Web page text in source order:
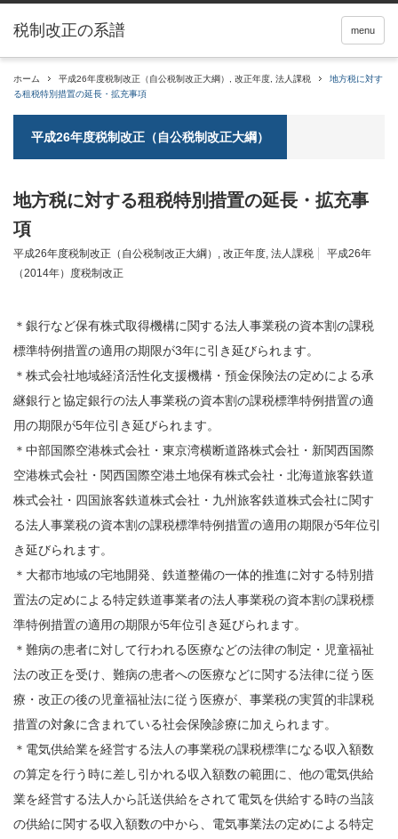
税制改正の系譜 menu
ホーム 平成26年度税制改正（自公税制改正大綱） 改正年度 法人課税
地方税に対す
る租税特別措置の延長・拡充事項
平成26年度税制改正（自公税制改正大綱）
地方税に対する租税特別措置の延長・拡充事
項
平成26年度税制改正（自公税制改正大綱） , 改正年度, 法人課税
平成26年
（2014年）度税制改正
＊銀行など保有株式取得機構に関する法人事業税の資本割の課税
標準特例措置の適用の期限が3年に引き延びられます。
＊株式会社地域経済活性化支援機構・預金保険法の定めによる承
継銀行と協定銀行の法人事業税の資本割の課税標準特例措置の適
用の期限が5年位引き延びられます。
＊中部国際空港株式会社・東京湾横断道路株式会社・新関西国際
空港株式会社・関西国際空港土地保有株式会社・北海道旅客鉄道
株式会社・四国旅客鉄道株式会社・九州旅客鉄道株式会社に関す
る法人事業税の資本割の課税標準特例措置の適用の期限が5年位引
き延びられます。
＊大都市地域の宅地開発 、鉄道整備の一体的推進に対する特別措
置法の定めによる特定鉄道事業者の法人事業税の資本割の課税標
準特例措置の適用の期限が5年位引き延びられます。
＊難病の患者に対して行われる医療などの法律の制定・児童福祉
法の改正を受け、難病の患者への医療などに関する法律に従う医
療・改正の後の児童福祉法に従う医療が、事業税の実質的非課税
措置の対象に含まれている社会保険診療に加えられます。
＊電気供給業を経営する法人の事業税の課税標準になる収入額数
の算定を行う時に差し引かれる収入額数の範囲に、他の電気供給
業を経営する法人から託送供給をされて電気を供給する時の当該
の供給に関する収入額数の中から、電気事業法の定めによる特定